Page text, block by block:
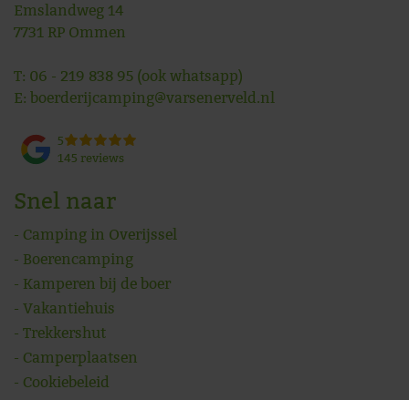
Emslandweg 14
7731 RP Ommen
T: 06 - 219 838 95 (ook whatsapp)
E: boerderijcamping@varsenerveld.nl
5
145 reviews
Snel naar
Camping in Overijssel
Boerencamping
Kamperen bij de boer
Vakantiehuis
Trekkershut
Camperplaatsen
Cookiebeleid